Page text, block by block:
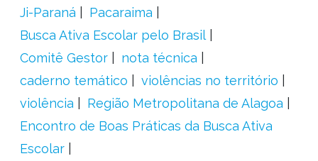
Ji-Paraná
Pacaraima
Busca Ativa Escolar pelo Brasil
Comitê Gestor
nota técnica
caderno temático
violências no território
violência
Região Metropolitana de Alagoa
Encontro de Boas Práticas da Busca Ativa
Escolar